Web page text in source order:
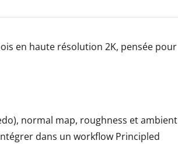
en haute résolution 2K, pensée pour
normal map, roughness et ambient
dans un workflow Principled